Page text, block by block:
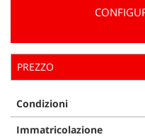
PREZZO
Condizioni
Immatricolazione